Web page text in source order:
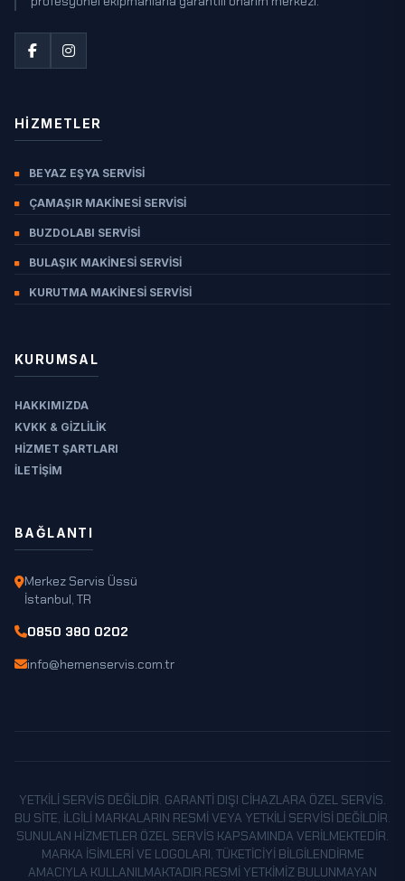
AKPINAR
AKSU YURDU
ALIBEYLER
BAHÇECIK
BANDIRLIK
BOYLUCA
ÇALI
ÇALTI
ÇIÇEKLI
ÇIMENLER
DEMIRÖREN
DUMANLI
DÜVERLIK
ERGÜDEN
ESENYURT
GEÇITKÖY
HARMANCIK
HASKÖY
İKISU
HIZMETLER
BEYAZ EŞYA SERVISI
ÇAMAŞIR MAKINESI SERVISI
BUZDOLABI SERVISI
BULAŞIK MAKINESI SERVISI
KURUTMA MAKINESI SERVISI
KURUMSAL
HAKKIMIZDA
KVKK & GIZLILIK
HIZMET ŞARTLARI
İLETIŞIM
BAĞLANTI
Merkez Servis Üssü
İstanbul, TR
0850 380 0202
info@hemenservis.com.tr
YETKILI SERVIS DEĞILDIR. GARANTI DIŞI CIHAZLARA ÖZEL SERVIS.
BU SITE, ILGILI MARKALARIN RESMI VEYA YETKILI SERVISI DEĞILDIR.
SUNULAN HIZMETLER ÖZEL SERVIS KAPSAMINDA VERILMEKTEDIR.
MARKA ISIMLERI VE LOGOLARI, TÜKETICIYI BILGILENDIRME
AMACIYLA KULLANILMAKTADIR.RESMI YETKIMIZ BULUNMAYAN